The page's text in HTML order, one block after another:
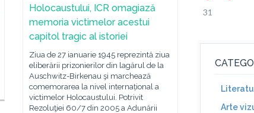
Holocaustului, ICR omagiază
memoria victimelor acestui
capitol tragic al istoriei
Ziua de 27 ianuarie 1945 reprezintă ziua
eliberării prizonierilor din lagărul de la
Auschwitz-Birkenau şi marchează
comemorarea la nivel internațional a
victimelor Holocaustului. Potrivit
Rezoluţiei 60/7 din 2005 a Adunării
31
Arte